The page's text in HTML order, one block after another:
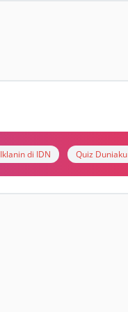
Iklanin di IDN Quiz Duniaku